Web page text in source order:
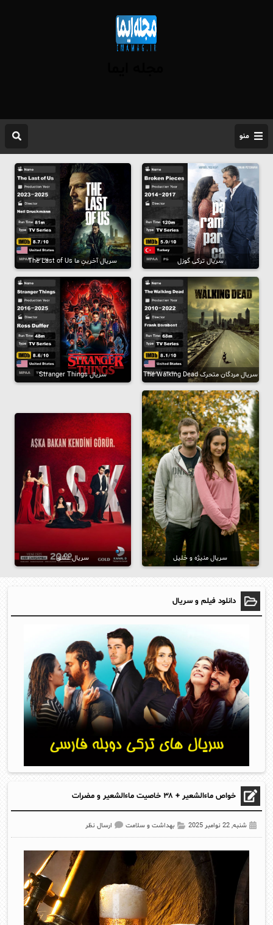
منو
سریال ترکی گوزل سریال آخرینِ ما The Last of Us
سریال مردگان متحرک The Walking Dead سریال Stranger Things
سریال منیژه و خلیل سریال عشق
دانلود فیلم و سریال
خواص ماءالشعیر + ۳۸ خاصیت ماءالشعیر و مضرات
شنبه, 22 نوامبر 2025 بهداشت و سلامت ارسال نظر